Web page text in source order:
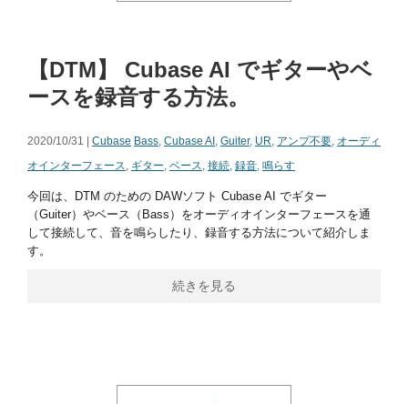
【DTM】 Cubase AI でギターやベ
ースを録音する方法。
2020/10/31 | Cubase Bass, Cubase AI , Guiter, UR, アンプ不要, オーディ
オインターフェース, ギター, ベース, 接続, 録音, 鳴らす
今回は、DTM のための DAWソフト Cubase AI でギター
（Guiter）やベース（Bass）をオーディオインターフェースを通
して接続して、音を鳴らしたり、録音する方法について紹介しま
す。
続きを見る